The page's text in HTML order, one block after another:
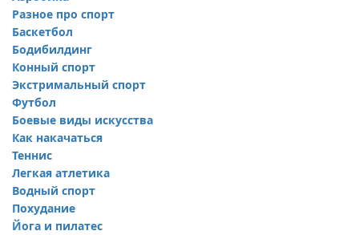
Разное про спорт
Баскетбол
Бодибилдинг
Конный спорт
Экстримальный спорт
Футбол
Боевые виды искусства
Как накачаться
Теннис
Легкая атлетика
Водный спорт
Похудание
Йога и пилатес